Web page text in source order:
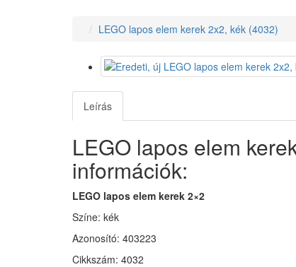
LEGO lapos elem kerek 2x2, kék (4032)
Leírás
LEGO lapos elem
információk:
LEGO lapos elem kerek 2×2
Színe: kék
Azonosító: 403223
Cikkszám: 4032